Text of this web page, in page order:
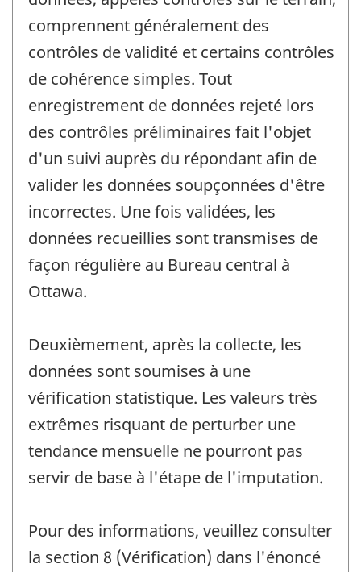
comprennent généralement des
contrôles de validité et certains contrôles
de cohérence simples. Tout
enregistrement de données rejeté lors
des contrôles préliminaires fait l'objet
d'un suivi auprès du répondant afin de
valider les données soupçonnées d'être
incorrectes. Une fois validées, les
données recueillies sont transmises de
façon régulière au Bureau central à
Ottawa.
Deuxièmement, après la collecte, les
données sont soumises à une
vérification statistique. Les valeurs très
extrêmes risquant de perturber une
tendance mensuelle ne pourront pas
servir de base à l'étape de l'imputation.
Pour des informations, veuillez consulter
la section 8 (Vérification) dans l'énoncé